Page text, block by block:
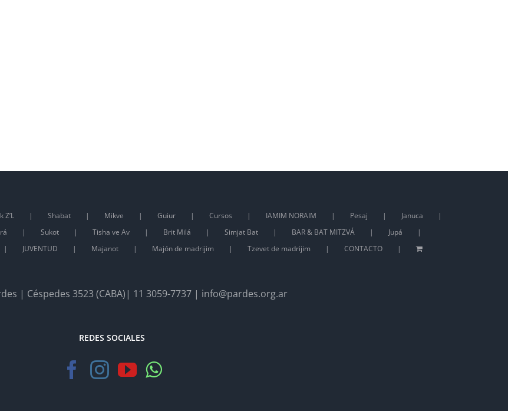
Z’L Shabat Mikve Guiur Cursos IAMIM NORAIM Pesaj
Januca
Sukot Tisha ve Av Brit Milá Simjat Bat BAR & BAT MITZVÁ
Jupá
JUVENTUD Majanot Majón de madrijim Tzevet de madrijim CONTACTO
| Céspedes 3523 (CABA)| 11 3059-7737 | info@pardes.org.ar
REDES SOCIALES